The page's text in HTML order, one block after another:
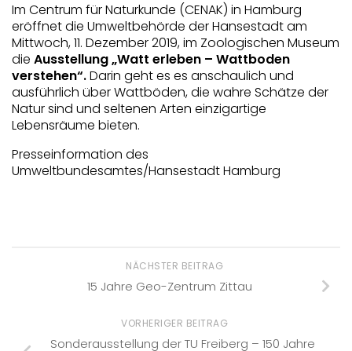
Im Centrum für Naturkunde (CENAK) in Hamburg
eröffnet die Umweltbehörde der Hansestadt am
Mittwoch, 11. Dezember 2019, im Zoologischen Museum
die Ausstellung „Watt erleben – Wattboden
verstehen“.Darin geht es es anschaulich und
ausführlich über Wattböden, die wahre Schätze der
Natur sind und seltenen Arten einzigartige
Lebensräume bieten.
Presseinformation des
Umweltbundesamtes/Hansestadt Hamburg
NÄCHSTER BEITRAG
15 Jahre Geo-Zentrum Zittau
VORHERIGER BEITRAG
Sonderausstellung der TU Freiberg – 150 Jahre